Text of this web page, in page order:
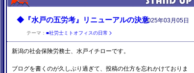
2025年03月05日
◆『水戸の五労考』リニューアルの決意
テーマ： ■社労士ミトオフィスの日常
新潟の社会保険労務士、水戸イチローです。
ブログを書くのが久しぶり過ぎて、投稿の仕方を忘れかけておりま